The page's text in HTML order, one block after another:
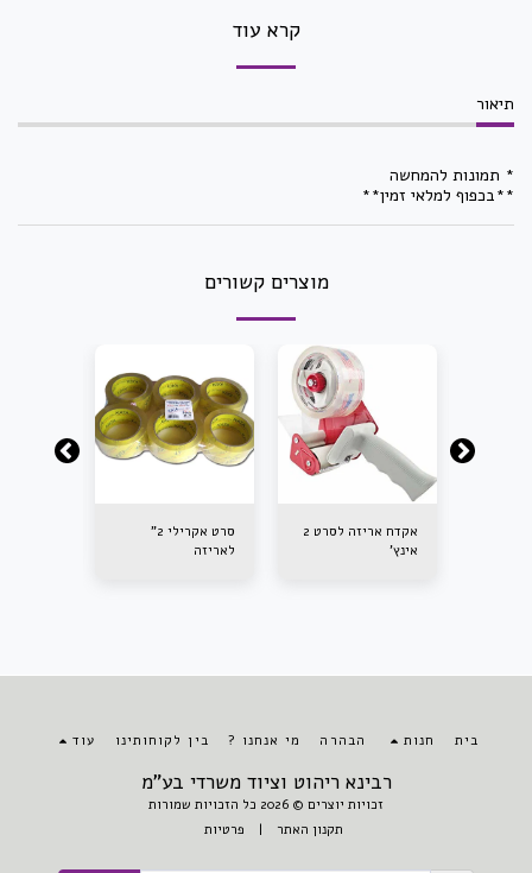
קרא עוד
תיאור
* תמונות להמחשה
**בכפוף למלאי זמין**
מוצרים קשורים
אקדח אריזה לסרט 2
אינץ'
סרט אקרילי 2"
לאריזה
רבינא ריהוט וציוד משרדי בע"מ
זכויות יוצרים © 2026 כל הזכויות שמורות
תקנון האתר | פרטיות
בית חנות הבהרה מי אנחנו ? בין לקוחותינו עוד